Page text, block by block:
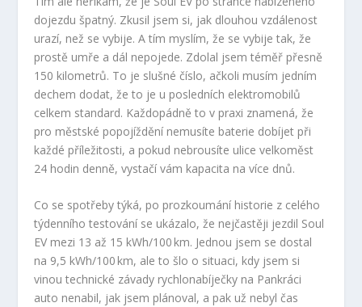
dojezdu špatný. Zkusil jsem si, jak dlouhou vzdálenost
urazí, než se vybije. A tím myslím, že se vybije tak, že
prostě umře a dál nepojede. Zdolal jsem téměř přesně
150 kilometrů. To je slušné číslo, ačkoli musím jedním
dechem dodat, že to je u posledních elektromobilů
celkem standard. Každopádně to v praxi znamená, že
pro městské popojíždění nemusíte baterie dobíjet při
každé příležitosti, a pokud nebrousíte ulice velkoměst
24 hodin denně, vystačí vám kapacita na více dnů.
Co se spotřeby týká, po prozkoumání historie z celého
týdenního testování se ukázalo, že nejčastěji jezdil Soul
EV mezi 13 až 15 kWh/100 km. Jednou jsem se dostal
na 9,5 kWh/100 km, ale to šlo o situaci, kdy jsem si
vinou technické závady rychlonabíječky na Pankráci
auto nenabil, jak jsem plánoval, a pak už nebyl čas